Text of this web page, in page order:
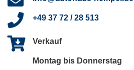
+49 37 72 / 28 513
Verkauf
Montag bis Donnerstag